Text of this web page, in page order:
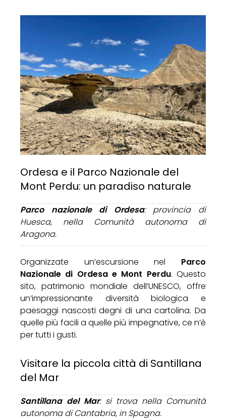
Ordesa e il Parco Nazionale del
Mont Perdu: un paradiso naturale
Parco nazionale di Ordesa: provincia di
Huesca, nella Comunità autonoma di
Aragona.
Organizzate un’escursione nel Parco
Nazionale di Ordesa e Mont Perdu. Questo
sito, patrimonio mondiale dell’UNESCO, offre
un’impressionante diversità biologica e
paesaggi nascosti degni di una cartolina. Da
quelle più facili a quelle più impegnative, ce n’è
per tutti i gusti.
Visitare la piccola città di Santillana
del Mar
Santillana del Mar: si trova nella Comunità
autonoma di Cantabria, in Spagna.